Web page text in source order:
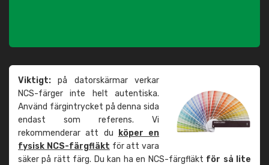
Viktigt: på datorskärmar verkar
NCS-färger inte helt autentiska.
Använd färgintrycket på denna sida
endast som referens. Vi
rekommenderar att du
köper en
fysisk NCS-färgfläkt för att vara
säker på rätt färg. Du kan ha en NCS-färgfläkt för så lite